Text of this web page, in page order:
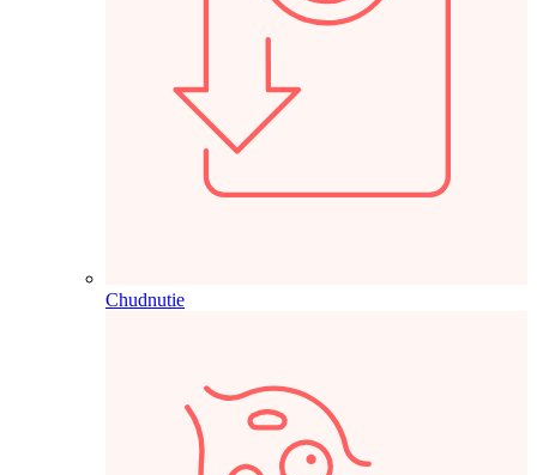
Chudnutie